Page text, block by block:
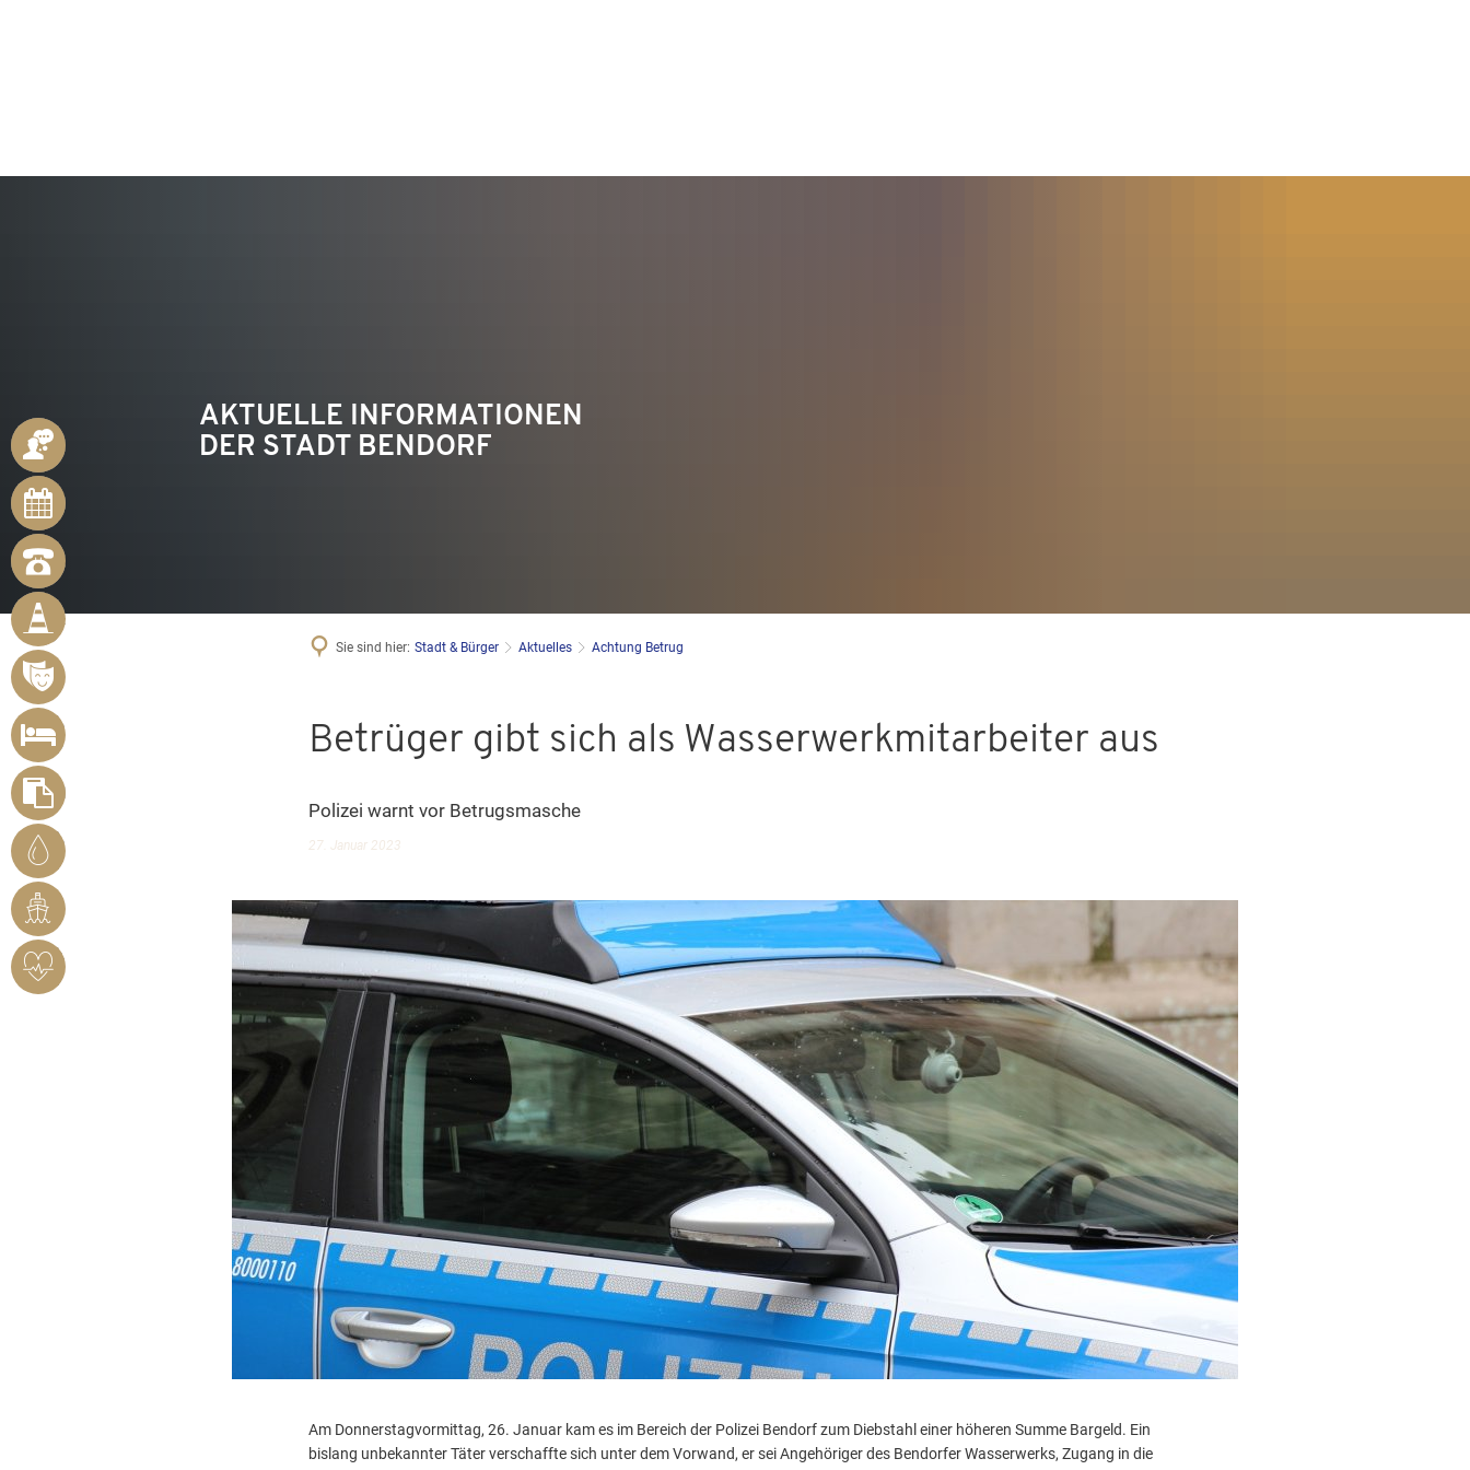
AKTUELLE INFORMATIONEN
DER STADT BENDORF
ANSPRECHPARTNER
ONLINE-
TERMINE
NOTRUFNUMMERN
BÜRGER
MELDEN
MÄNGEL
VERANSTALTUNGSÜBERSICHT
UNTERKUNFT
SUCHEN
FORMULARE
STADTWERKE
BENDORF
RHEINHAFEN
HERZSICHERES
BENDORF
Sie sind hier: Stadt & Bürger Aktuelles Achtung Betrug
Betrüger gibt sich als Wasserwerkmitarbeiter aus
Polizei warnt vor Betrugsmasche
27. Januar 2023
Am Donnerstagvormittag, 26. Januar kam es im Bereich der Polizei Bendorf zum Diebstahl einer höheren Summe Bargeld. Ein
bislang unbekannter Täter verschaffte sich unter dem Vorwand, er sei Angehöriger des Bendorfer Wasserwerks, Zugang in die